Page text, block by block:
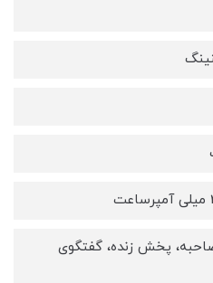
پخش زنده، گفتگوی